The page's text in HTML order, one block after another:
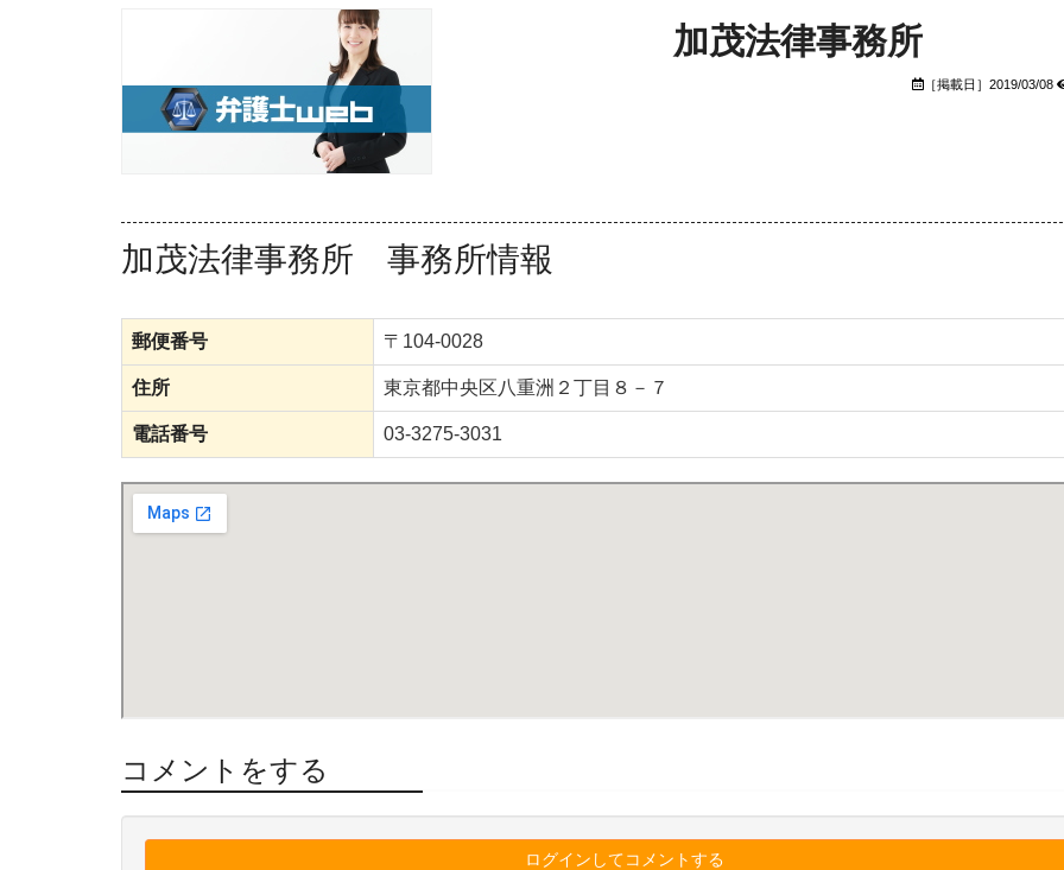
加茂法律事務所
［掲載日］2019/03/08
加茂法律事務所 事務所情報
郵便番号 〒104-0028
住所 東京都中央区八重洲２丁目８－７
電話番号 03-3275-3031
コメントをする
ログインしてコメントする